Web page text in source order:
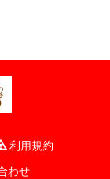
利用規約
わせ